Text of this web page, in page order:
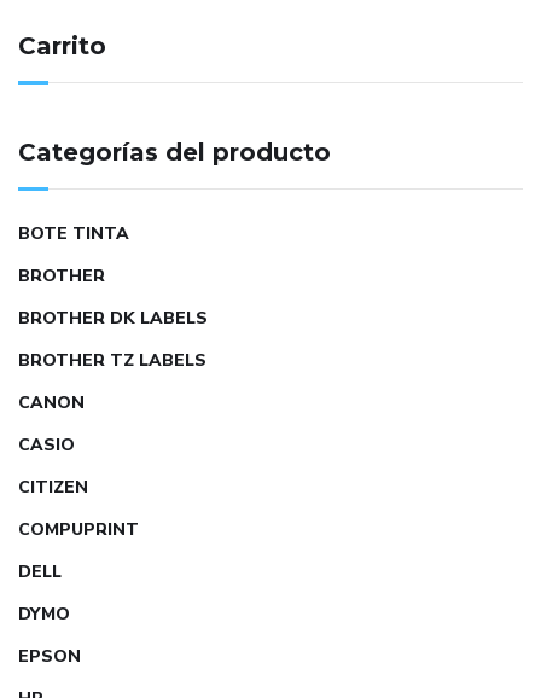
Carrito
Categorías del producto
BOTE TINTA
BROTHER
BROTHER DK LABELS
BROTHER TZ LABELS
CANON
CASIO
CITIZEN
COMPUPRINT
DELL
DYMO
EPSON